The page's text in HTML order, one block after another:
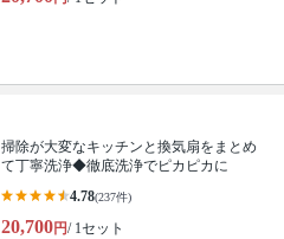
掃除が大変なキッチンと換気扇をまとめ
て丁寧洗浄◆徹底洗浄でピカピカに
4.78(237件)
20,700円/ 1セット